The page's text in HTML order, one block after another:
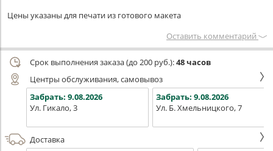
Цены указаны для печати из готового макета
Оставить комментарий
Срок выполнения заказа (до 200 руб.):48 часов
Центры обслуживания, самовывоз
Забрать: 9.08.2026
Ул. Гикало, 3
Забрать: 9.08.2026
Ул. Б. Хмельницкого, 7
Доставка